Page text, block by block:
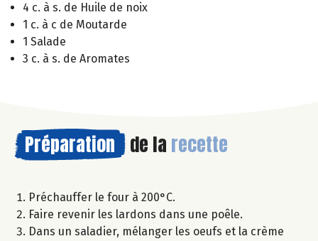
4 c. à s. de Huile de noix
1 c. à c de Moutarde
1 Salade
3 c. à s. de Aromates
Préparation de la recette
Préchauffer le four à 200°C.
Faire revenir les lardons dans une poêle.
Dans un saladier, mélanger les oeufs et la crème